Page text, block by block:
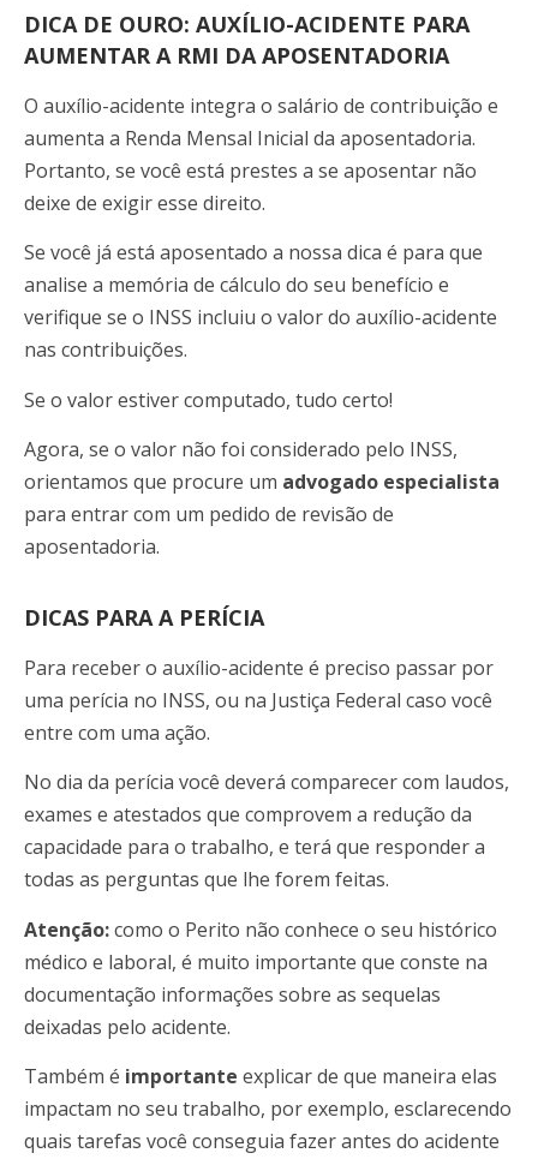
DICA DE OURO: AUXÍLIO-ACIDENTE PARA
AUMENTAR A RMI DA APOSENTADORIA
O auxílio-acidente integra o salário de contribuição e
aumenta a Renda Mensal Inicial da aposentadoria.
Portanto, se você está prestes a se aposentar não
deixe de exigir esse direito.
Se você já está aposentado a nossa dica é para que
analise a memória de cálculo do seu benefício e
verifique se o INSS incluiu o valor do auxílio-acidente
nas contribuições.
Se o valor estiver computado, tudo certo!
Agora, se o valor não foi considerado pelo INSS,
orientamos que procure um advogado especialista
para entrar com um pedido de revisão de
aposentadoria.
DICAS PARA A PERÍCIA
Para receber o auxílio-acidente é preciso passar por
uma perícia no INSS, ou na Justiça Federal caso você
entre com uma ação.
No dia da perícia você deverá comparecer com laudos,
exames e atestados que comprovem a redução da
capacidade para o trabalho, e terá que responder a
todas as perguntas que lhe forem feitas.
Atenção:como o Perito não conhece o seu histórico
médico e laboral, é muito importante que conste na
documentação informações sobre as sequelas
deixadas pelo acidente.
Também é importante explicar de que maneira elas
impactam no seu trabalho, por exemplo, esclarecendo
quais tarefas você conseguia fazer antes do acidente